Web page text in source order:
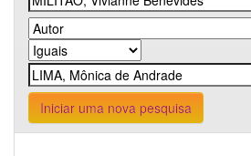
Iniciar uma nova pesquisa